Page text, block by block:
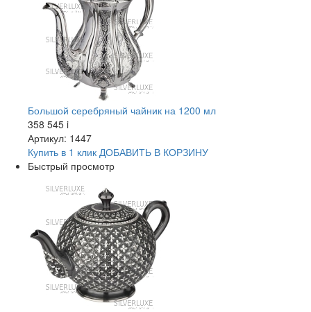
Большой серебряный чайник на 1200 мл
358 545 i
Артикул: 1447
Купить в 1 клик ДОБАВИТЬ В КОРЗИНУ
Быстрый просмотр